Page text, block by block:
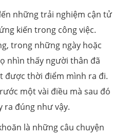
những trải nghiệm cận tử
kiến trong công việc.
trong những ngày hoặc
nhìn thấy người thân đã
được thời điểm mình ra đi.
một vài điều mà sau đó
ra đúng như vậy.
là những câu chuyện